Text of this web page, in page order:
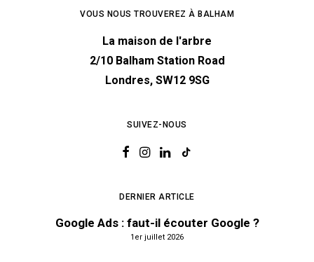
VOUS NOUS TROUVEREZ À BALHAM
La maison de l'arbre
2/10 Balham Station Road
Londres, SW12 9SG
SUIVEZ-NOUS
DERNIER ARTICLE
Google Ads : faut-il écouter Google ?
1er juillet 2026